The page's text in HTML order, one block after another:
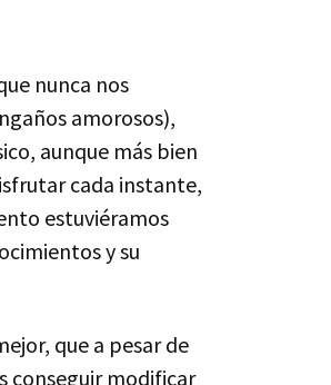
nunca nos
amorosos),
aunque más bien
cada instante,
estuviéramos
y su
que a pesar de
conseguir modificar